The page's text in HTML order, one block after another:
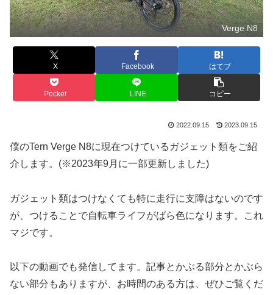
Verge N8
X Facebook はてブ
Pocket LINE コピー
2022.09.15 2023.09.15
僕のTern Verge N8に現在つけているガジェット類をご紹
介します。(※2023年9月に一部更新しました)
ガジェット類はつけなくても特に走行に支障はないのです
が、つけることで自転車ライフがばら色になります。これ
マジです。
以下の動画でも発信してます。記事とかぶる部分とかぶら
ない部分もありますが、お時間のある方は、ぜひご覧くだ